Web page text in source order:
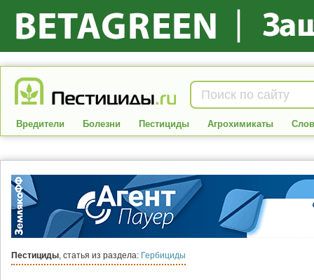
Вредители Болезни Пестициды Агрохимикаты
Пестициды, статья из раздела: Гербициды